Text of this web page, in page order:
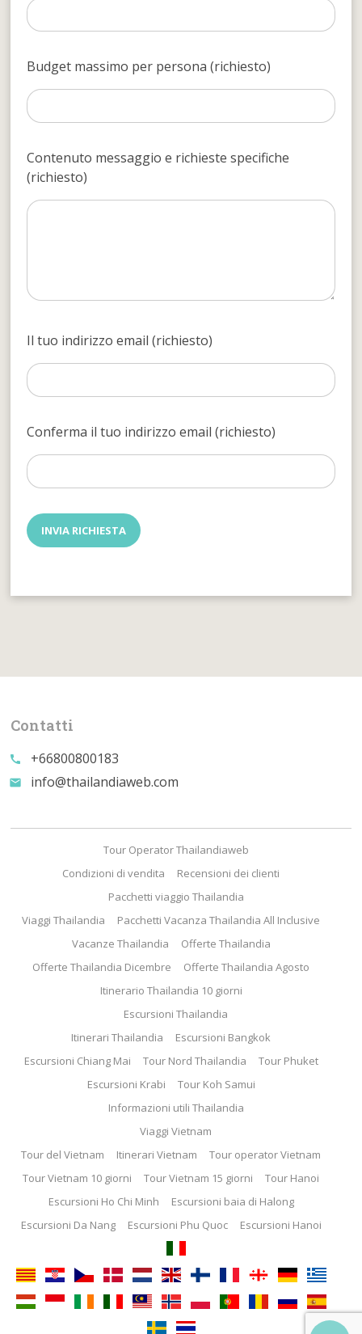
Budget massimo per persona (richiesto)
Contenuto messaggio e richieste specifiche
(richiesto)
Il tuo indirizzo email (richiesto)
Conferma il tuo indirizzo email (richiesto)
Contatti
call +66800800183
email info@thailandiaweb.com
Tour Operator Thailandiaweb
Condizioni di vendita
Recensioni dei clienti
Pacchetti viaggio Thailandia
Viaggi Thailandia
Pacchetti Vacanza Thailandia All Inclusive
Vacanze Thailandia
Offerte Thailandia
Offerte Thailandia Dicembre
Offerte Thailandia Agosto
Itinerario Thailandia 10 giorni
Escursioni Thailandia
Itinerari Thailandia
Escursioni Bangkok
Escursioni Chiang Mai
Tour Nord Thailandia
Tour Phuket
Escursioni Krabi
Tour Koh Samui
Informazioni utili Thailandia
Viaggi Vietnam
Tour del Vietnam
Itinerari Vietnam
Tour operator Vietnam
Tour Vietnam 10 giorni
Tour Vietnam 15 giorni
Tour Hanoi
Escursioni Ho Chi Minh
Escursioni baia di Halong
Escursioni Da Nang
Escursioni Phu Quoc Escursioni Hanoi